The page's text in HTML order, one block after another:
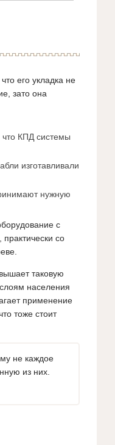
его укладка не
зато она
что КПД системы
изготавливали
нужную
с
со
таковую
населения
применение
тоже стоит
не каждое
из них.